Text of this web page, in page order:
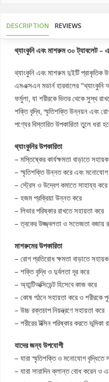
DESCRIPTION REVIEWS
থ্যাংকুনি এবং মাশরুম ৩০ ট্যাবলেট –
থ্যাংকুনি এবং মাশরুম দুইটি প্রাকৃতিক
এমএক্সএন মডার্ন হারবালের
ফর্মুলা, যা শরীরকে ভিতর থেকে সুস্থ
শক্তি বৃদ্ধি, স্মৃতিশক্তি উন্নয়ন এবং
পণ্যের বিস্তারিত উপকারিতা তুলে ধরা
থ্যাংকুনির উপকারিতা
– মস্তিষ্কের কার্যক্ষমতা বাড়াতে সহায়ক
– স্মৃতিশক্তি উন্নত করে এবং মনোযোগ
– স্ট্রেস ও উদ্বেগ কমাতে সাহায্য করে
– হজম প্রক্রিয়া উন্নত করে
– লিভার পরিষ্কার রাখতে সহায়তা করে
– ত্বকের উজ্জ্বলতা ও সতেজতা বজায়
মাশরুমের উপকারিতা
– রোগ প্রতিরোধ ক্ষমতা বাড়াতে সহায়ক
– শক্তি বৃদ্ধি ও দুর্বলতা দূর করে
– অ্যান্টিঅক্সিডেন্ট হিসেবে কাজ করে
– কোষ গঠনে সহায়তা করে ও শরীরকে
– উচ্চ রক্তচাপ নিয়ন্ত্রণে সহায়তা করে
– শরীরের টক্সিন পরিষ্কার করতে ভূমিকা
যাদের জন্য উপযোগী
– যারা স্মৃতিশক্তি ও মনোযোগ বৃদ্ধিতে
– যারা সারাদিন ক্লান্ত বোধ করেন ও